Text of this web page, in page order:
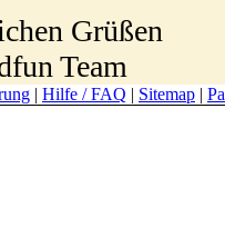
Grüßen
Team
| Hilfe / FAQ | Sitemap |